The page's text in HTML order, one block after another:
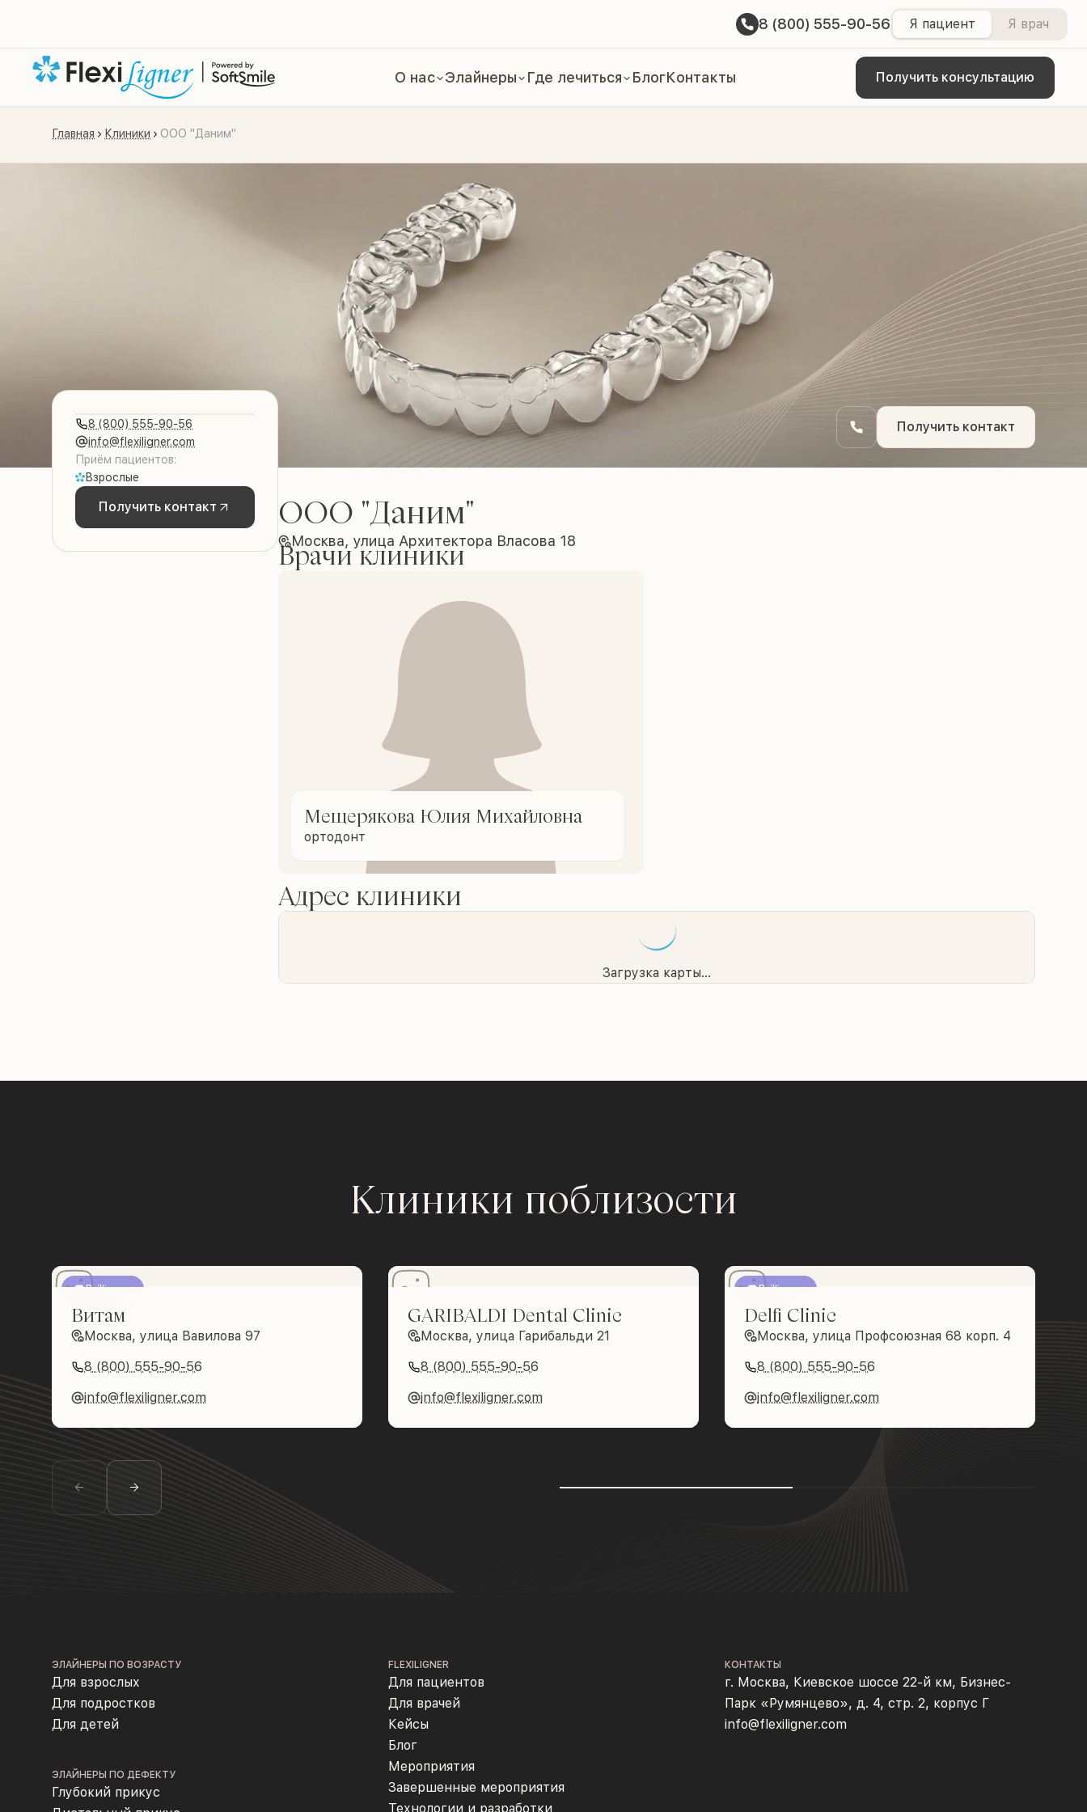
8 (800) 555-90-56 Я пациент Я врач
О нас Элайнеры Где лечиться БлогКонтакты Получить консультацию
Главная Клиники ООО "Даним"
Получить контакт
8 (800) 555-90-56
info@flexiligner.com
Приём пациентов:
Взрослые
Получить контакт ООО "Даним"
Москва, улица Архитектора Власова 18
Врачи клиники
Мещерякова Юлия Михайловна
ортодонт
Адрес клиники
Загрузка карты...
Клиники поблизости
Brilliance
Витам
Москва, улица Вавилова 97
8 (800) 555-90-56
info@flexiligner.com
GARIBALDI Dental Clinic
Москва, улица Гарибальди 21
8 (800) 555-90-56
info@flexiligner.com
Brilliance
Delfi Clinic
Москва, улица Профсоюзная 68 корп. 4
8 (800) 555-90-56
info@flexiligner.com
ЭЛАЙНЕРЫ ПО ВОЗРАСТУ
Для взрослых
Для подростков
Для детей
ЭЛАЙНЕРЫ ПО ДЕФЕКТУ
Глубокий прикус
FLEXILIGNER
Для пациентов
Для врачей
Кейсы
Блог
Мероприятия
Завершенные мероприятия
Технологии и разработки
КОНТАКТЫ
г. Москва, Киевское шоссе 22-й км, Бизнес-
Парк «Румянцево», д. 4, стр. 2, корпус Г
info@flexiligner.com